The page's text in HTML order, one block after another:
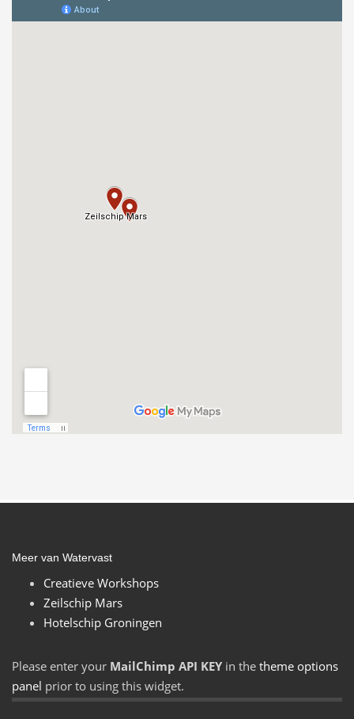
Meer van Watervast
Creatieve Workshops
Zeilschip Mars
Hotelschip Groningen
Please enter your MailChimp API KEY in the theme options
panel prior to using this widget.